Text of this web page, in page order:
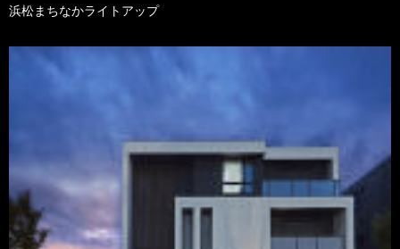
浜松まちなかライトアップ